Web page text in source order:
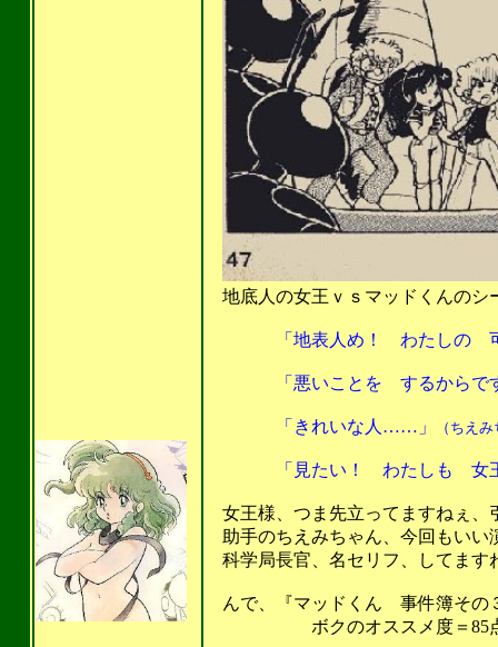
地底人の女王ｖｓマッドくんのシ
「地表人め！ わたしの 可愛
「悪いことを するからで
「きれいな人……」 （ちえ
「見たい！ わたしも 女王
女王様、つま先立ってますねぇ、
助手のちえみちゃん、今回もいい
科学局長官、名セリフ、してます
んで、『マッドくん 事件簿その
ボクのオススメ度＝85点。